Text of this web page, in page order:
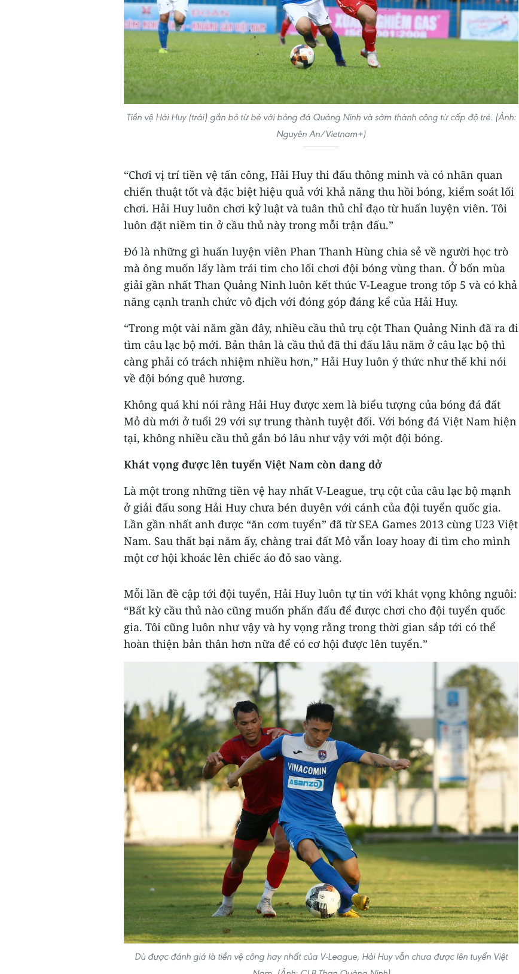
Tiền vệ Hải Huy (trái) gắn bó từ bé với bóng đá Quảng Ninh và sớm thành công từ cấp độ trẻ. (Ảnh:
Nguyên An/Vietnam+)
“Chơi vị trí tiền vệ tấn công, Hải Huy thi đấu thông minh và có nhãn quan
chiến thuật tốt và đặc biệt hiệu quả với khả năng thu hồi bóng, kiểm soát lối
chơi. Hải Huy luôn chơi kỷ luật và tuân thủ chỉ đạo từ huấn luyện viên. Tôi
luôn đặt niềm tin ở cầu thủ này trong mỗi trận đấu.”
Đó là những gì huấn luyện viên Phan Thanh Hùng chia sẻ về người học trò
mà ông muốn lấy làm trái tim cho lối chơi đội bóng vùng than. Ở bốn mùa
giải gần nhất Than Quảng Ninh luôn kết thúc V-League trong tốp 5 và có khả
năng cạnh tranh chức vô địch với đóng góp đáng kể của Hải Huy.
“Trong một vài năm gần đây, nhiều cầu thủ trụ cột Than Quảng Ninh đã ra đi
tìm câu lạc bộ mới. Bản thân là cầu thủ đã thi đấu lâu năm ở câu lạc bộ thì
càng phải có trách nhiệm nhiều hơn,” Hải Huy luôn ý thức như thế khi nói
về đội bóng quê hương.
Không quá khi nói rằng Hải Huy được xem là biểu tượng của bóng đá đất
Mỏ dù mới ở tuổi 29 với sự trung thành tuyệt đối. Với bóng đá Việt Nam hiện
tại, không nhiều cầu thủ gắn bó lâu như vậy với một đội bóng.
Khát vọng được lên tuyển Việt Nam còn dang dở
Là một trong những tiền vệ hay nhất V-League, trụ cột của câu lạc bộ mạnh
ở giải đấu song Hải Huy chưa bén duyên với cánh của đội tuyển quốc gia.
Lần gần nhất anh được “ăn cơm tuyển” đã từ SEA Games 2013 cùng U23 Việt
Nam. Sau thất bại năm ấy, chàng trai đất Mỏ vẫn loay hoay đi tìm cho mình
một cơ hội khoác lên chiếc áo đỏ sao vàng.
Mỗi lần đề cập tới đội tuyển, Hải Huy luôn tự tin với khát vọng không nguôi:
“Bất kỳ cầu thủ nào cũng muốn phấn đấu để được chơi cho đội tuyển quốc
gia. Tôi cũng luôn như vậy và hy vọng rằng trong thời gian sắp tới có thể
hoàn thiện bản thân hơn nữa để có cơ hội được lên tuyển.”
Dù được đánh giá là tiền vệ công hay nhất của V-League, Hải Huy vẫn chưa được lên tuyển Việt